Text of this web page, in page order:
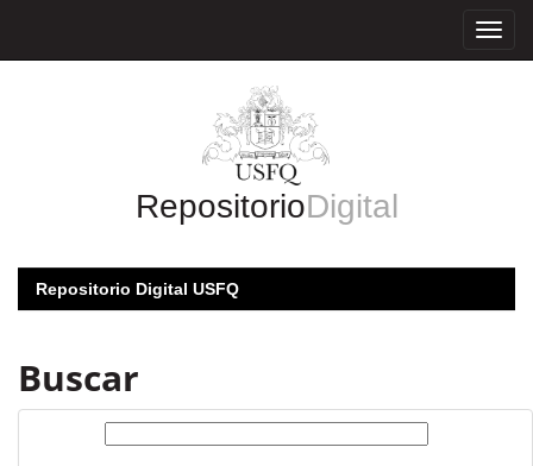
RepositorioDigital
Repositorio Digital USFQ
Buscar